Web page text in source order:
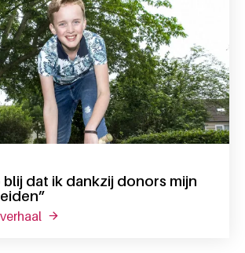
blij dat ik dankzij donors mijn
over tjibbe: “zo blij dat ik dankzij